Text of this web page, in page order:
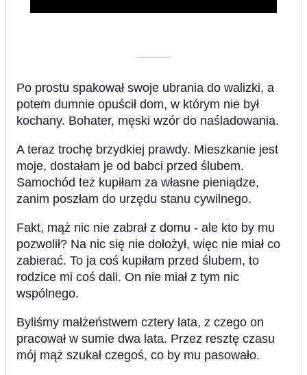
––––––––––
Po prostu spakował swoje ubrania do walizki, a
potem dumnie opuścił dom, w którym nie był
kochany. Bohater, męski wzór do naśladowania.
A teraz trochę brzydkiej prawdy. Mieszkanie jest
moje, dostałam je od babci przed ślubem.
Samochód też kupiłam za własne pieniądze,
zanim poszłam do urzędu stanu cywilnego.
Fakt, mąż nic nie zabrał z domu - ale kto by mu
pozwolił? Na nic się nie dołożył, więc nie miał co
zabierać. To ja coś kupiłam przed ślubem, to
rodzice mi coś dali. On nie miał z tym nic
wspólnego.
Byliśmy małżeństwem cztery lata, z czego on
pracował w sumie dwa lata. Przez resztę czasu
mój mąż szukał czegoś, co by mu pasowało.